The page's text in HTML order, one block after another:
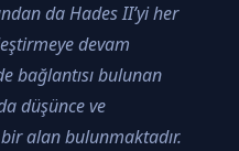
da Hades II’yi her
devam
bağlantısı bulunan
düşünce ve
alan bulunmaktadır.